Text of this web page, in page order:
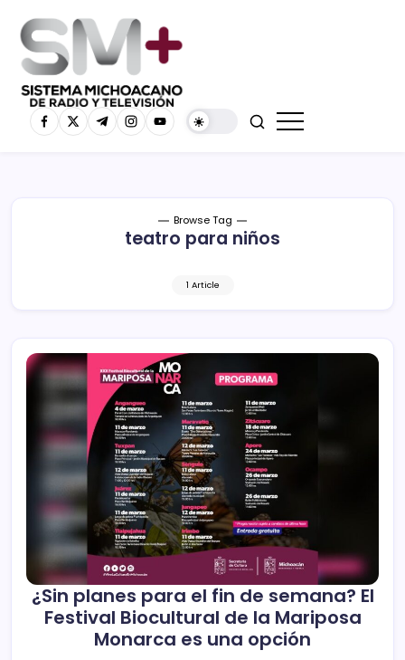
Browse Tag
teatro para niños
1 Article
¿Sin planes para el fin de semana? El
Festival Biocultural de la Mariposa
Monarca es una opción